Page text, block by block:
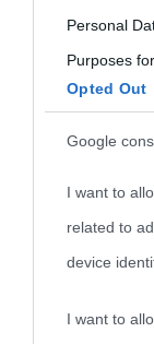
consent section.
Personal
Purposes
Opted Out
Google
I want to
related to
device
I want to
Cultura
Cultura è un blog
come Affiliato